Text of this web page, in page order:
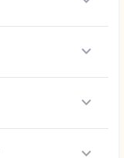
keyboard_arrow_down
keyboard_arrow_down